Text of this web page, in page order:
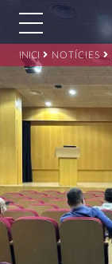
INICI NOTÍCIES